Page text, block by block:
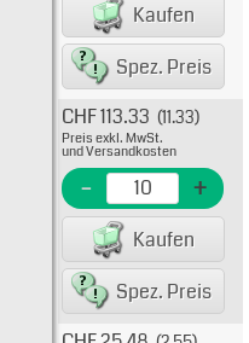
Kaufen
Spez. Preis
Typ:
EME
CHF 113.33 (11.33)
Preis exkl. MwSt.
und Versandkosten
- +
Kaufen
Spez. Preis